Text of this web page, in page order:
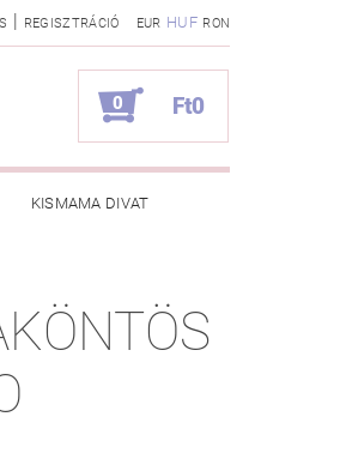
EUR HUF RON
| REGISZTRÁCIÓ
0 Ft0
KISMAMA DIVAT